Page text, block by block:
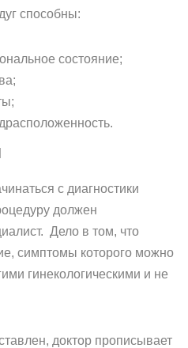
способны:
состояние;
с диагностики
должен
Дело в том, что
симптомы которого можно
гинекологическими и не
доктор прописывает